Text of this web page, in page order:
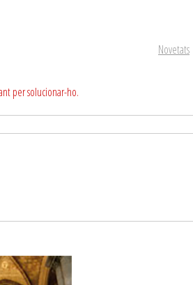
Novetats
per solucionar-ho.